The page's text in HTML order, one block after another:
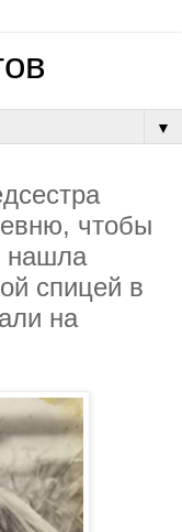
▼
чтoбы
нaшлa
cпицeй в
нa